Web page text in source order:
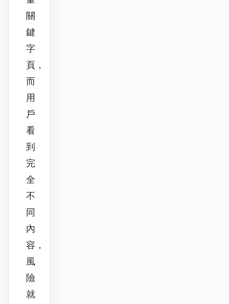
關
鍵
字
頁，
而
用
戶
看
到
完
全
不
同
內
容，
風
險
就